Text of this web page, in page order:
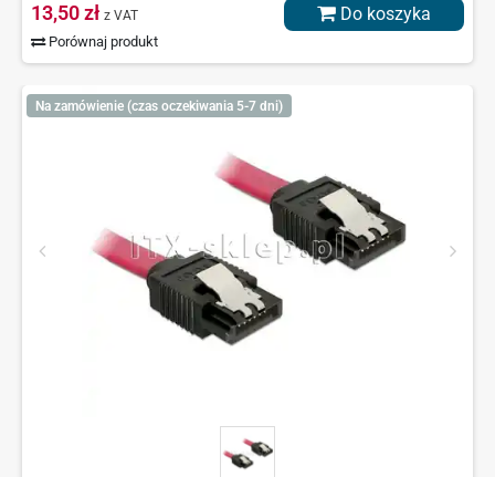
13,50 zł z VAT
Porównaj produkt
Do koszyka
Na zamówienie (czas oczekiwania 5-7 dni)